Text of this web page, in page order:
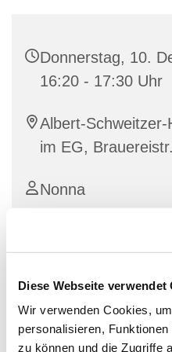
Diese Webseite verwendet
Wir verwenden Cookies,
personalisieren,
zu können und die Zugriffe
Donnerstag, 10.
16:20 - 17:30 Uhr
Albert-
im EG,
Nonna